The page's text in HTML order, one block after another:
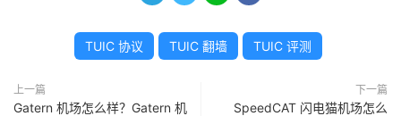
TUIC 协议 TUIC 翻墙 TUIC 评测
上一篇
Gatern 机场怎么样？Gatern 机
下一篇
SpeedCAT 闪电猫机场怎么